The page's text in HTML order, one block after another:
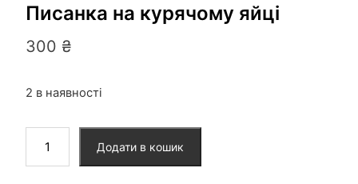
Писанка на курячому яйці
300 ₴
2 в наявності
Додати в кошик